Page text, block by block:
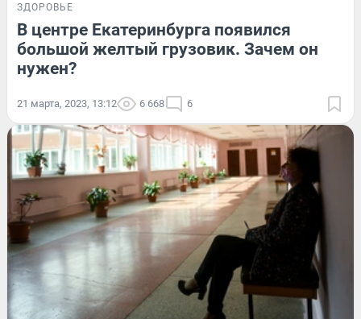
ЗДОРОВЬЕ
В центре Екатеринбурга появился
большой желтый грузовик. Зачем он
нужен?
21 марта, 2023, 13:12 6 668 6